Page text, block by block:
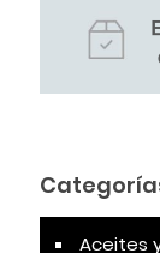
Aceites